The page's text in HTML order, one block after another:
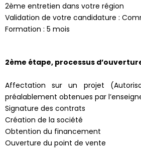
2ème entretien dans votre région
Validation de votre candidature :
Formation : 5 mois
2ème étape, processus
Affectation sur un projet
préalablement obtenues par
Signature des contrats
Création de la société
Obtention du financement
Ouverture du point de vente